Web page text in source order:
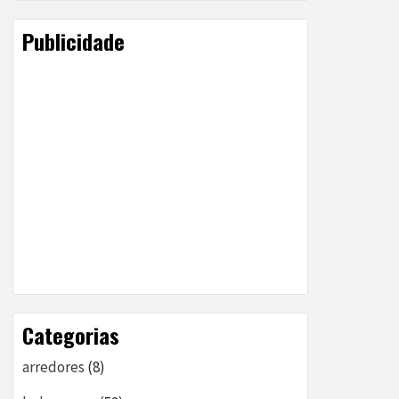
Publicidade
Categorias
arredores (8)